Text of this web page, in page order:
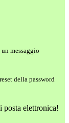
messaggio
della password
posta elettronica!